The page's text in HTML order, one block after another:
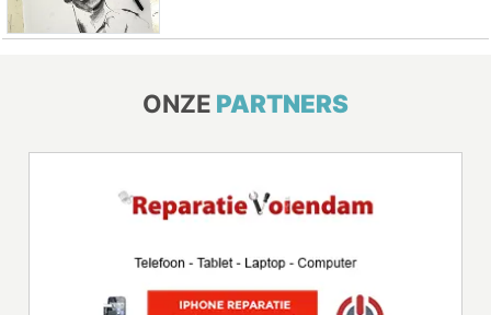
ONZE PARTNERS